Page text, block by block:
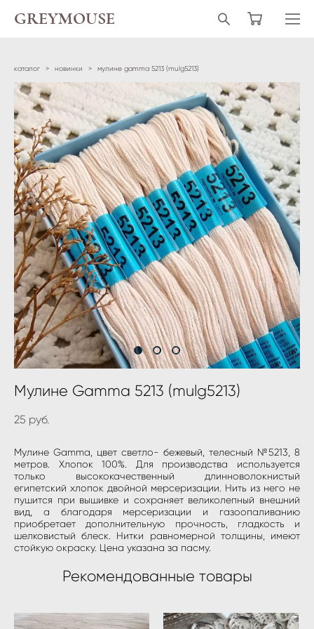
GREYMOUSE
каталог > новинки > мулине gamma 5213 (mulg5213)
Мулине Gamma 5213 (mulg5213)
25 pуб.
Мулине Gamma, цвет светло- бежевый, телесный №5213, 8
метров. Хлопок 100%. Для производства используется
только высококачественный длинноволокнистый
египетский хлопок двойной мерсеризации. Нить из него не
пушится при вышивке и сохраняет великолепный внешний
вид, а благодаря мерсеризации и газоопаливанию
приобретает дополнительную прочность, гладкость и
шелковистый блеск. Нитки равномерной толщины, имеют
стойкую окраску. Цена указана за пасму.
Рекомендованные товары